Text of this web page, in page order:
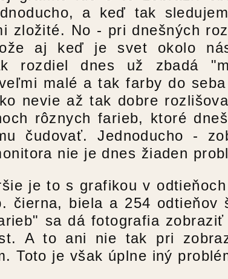
a keď tak
zložité. No - pri dnešných
aj keď je svet okolo
rozdiel dnes už zbadá
malé a tak farby do
nevie až tak dobre
rôznych farieb, ktoré
čudovať. Jednoducho -
nie je dnes žiaden
je to s grafikou v
čierna, biela a 254 odtieňov
sa dá fotografia
A to ani nie tak pri
Toto je však úplne iný